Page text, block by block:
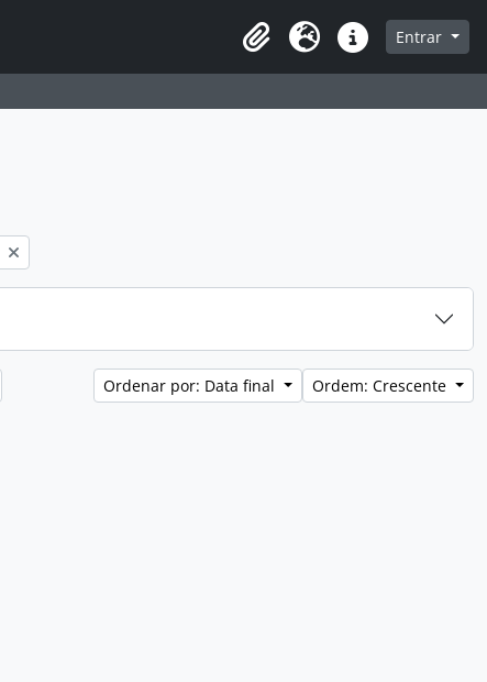
Clipboard
Idioma Atalhos Entrar
Ordenar por: Data final Ordem: Crescente